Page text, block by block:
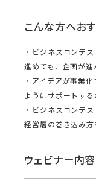
こんな方へお
・ビジネスコンテ
進めても、企画が
・アイデアが事業
ようにサポートす
・ビジネスコンテ
経営層の巻き込み
ウェビナー内容